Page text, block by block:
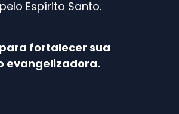
Espírito Santo.
fortalecer sua
evangelizadora.